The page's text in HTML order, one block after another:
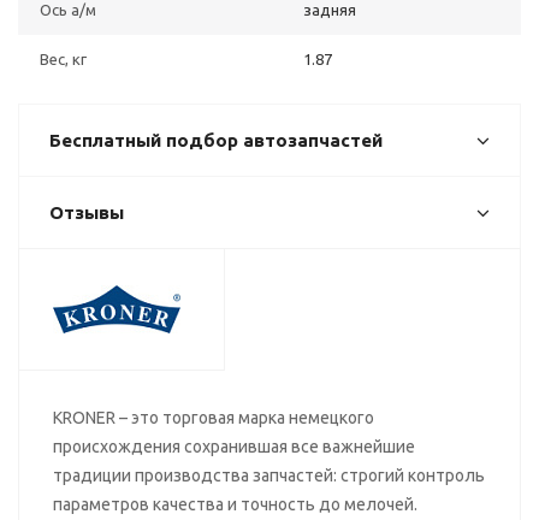
Ось а/м задняя
Вес, кг 1.87
Бесплатный подбор автозапчастей
Отзывы
KRONER – это торговая марка немецкого
происхождения сохранившая все важнейшие
традиции производства запчастей: строгий контроль
параметров качества и точность до мелочей.